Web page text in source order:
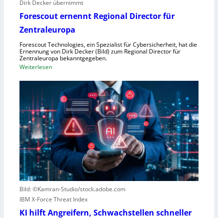
n
V
o
w
ü
r
e
g
e
n
S
c
h
l
e
h
Dirk Decker übernimmt
Forescout ernennt Regional Director für
Zentraleuropa
Forescout Technologies, ein Spezialist für Cybersicherheit, hat die
Ernennung von Dirk Decker (Bild) zum Regional Director für
Zentraleuropa bekanntgegeben.
Weiterlesen:
r
e
s
c
o
u
t
e
n
e
n
Bild: ©Kamran-Studio/stock.adobe.com
IBM X-Force Threat Index
KI hilft Angreifern, Schwachstellen schneller